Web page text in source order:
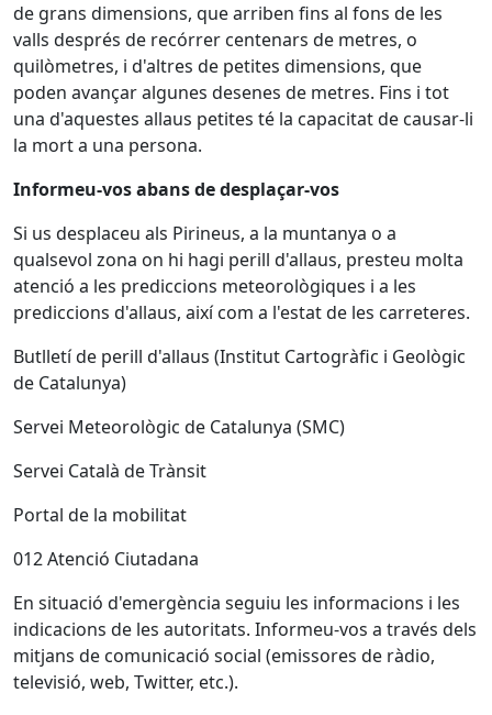
de grans dimensions, que arriben fins al fons de les
valls després de recórrer centenars de metres, o
quilòmetres, i d'altres de petites dimensions, que
poden avançar algunes desenes de metres. Fins i tot
una d'aquestes allaus petites té la capacitat de causar-li
la mort a una persona.
Informeu-vos abans de desplaçar-vos
Si us desplaceu als Pirineus, a la muntanya o a
qualsevol zona on hi hagi perill d'allaus, presteu molta
atenció a les prediccions meteorològiques i a les
prediccions d'allaus, així com a l'estat de les carreteres.
Butlletí de perill d'allaus (Institut Cartogràfic i Geològic
de Catalunya)
Servei Meteorològic de Catalunya (SMC)
Servei Català de Trànsit
Portal de la mobilitat
012 Atenció Ciutadana
En situació d'emergència seguiu les informacions i les
indicacions de les autoritats. Informeu-vos a través dels
mitjans de comunicació social (emissores de ràdio,
televisió, web, Twitter, etc.).